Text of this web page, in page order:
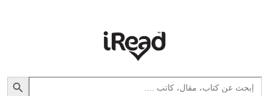
Search
for:
Search Button